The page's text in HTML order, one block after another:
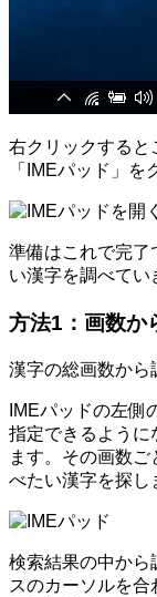
右クリックすると
「IMEパッド」を
準備はこれで完了
い漢字を調べてい
方法1：画数か
漢字の総画数から
IMEパッドの左側
指定できるように
ます。その画数
べたい漢字を探し
検索結果の中から
スのカーソルを